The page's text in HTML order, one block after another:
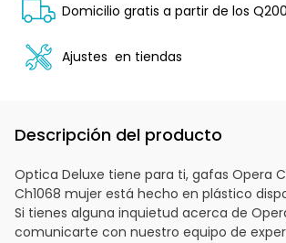
Domicilio gratis a partir de los
Ajustes en tiendas
Descripción del producto
Optica Deluxe tiene para ti, gafas Opera
Ch1068 mujer está hecho en plástico
Si tienes alguna inquietud acerca de
comunicarte con nuestro equipo de